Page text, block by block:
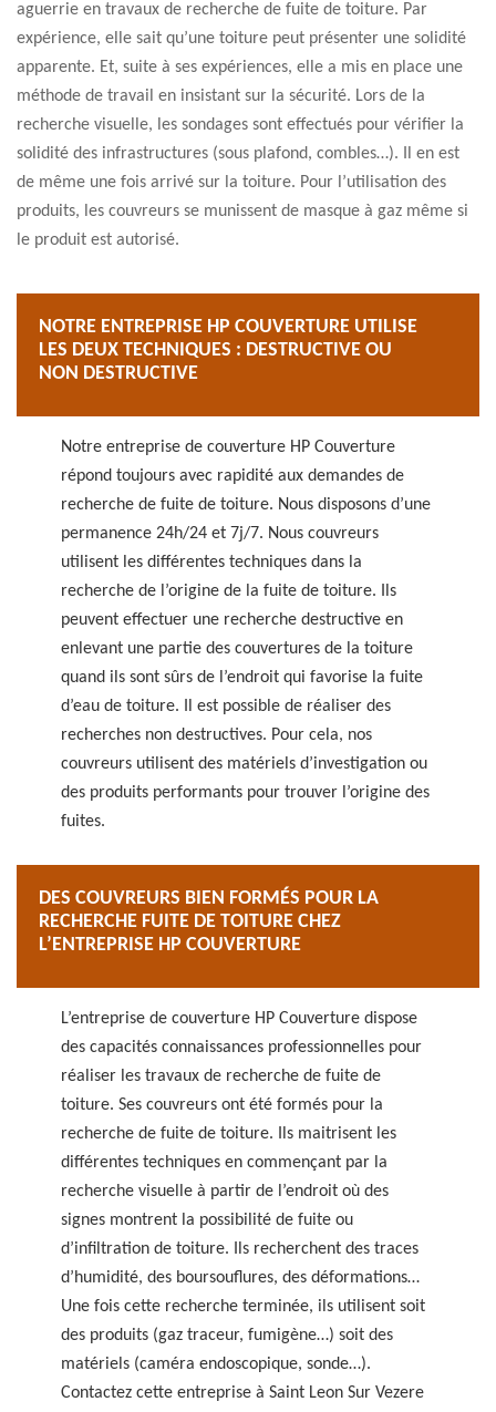
aguerrie en travaux de recherche de fuite de toiture. Par
expérience, elle sait qu’une toiture peut présenter une solidité
apparente. Et, suite à ses expériences, elle a mis en place une
méthode de travail en insistant sur la sécurité. Lors de la
recherche visuelle, les sondages sont effectués pour vérifier la
solidité des infrastructures (sous plafond, combles…). Il en est
de même une fois arrivé sur la toiture. Pour l’utilisation des
produits, les couvreurs se munissent de masque à gaz même si
le produit est autorisé.
NOTRE ENTREPRISE HP COUVERTURE UTILISE
LES DEUX TECHNIQUES : DESTRUCTIVE OU
NON DESTRUCTIVE
Notre entreprise de couverture HP Couverture
répond toujours avec rapidité aux demandes de
recherche de fuite de toiture. Nous disposons d’une
permanence 24h/24 et 7j/7. Nous couvreurs
utilisent les différentes techniques dans la
recherche de l’origine de la fuite de toiture. Ils
peuvent effectuer une recherche destructive en
enlevant une partie des couvertures de la toiture
quand ils sont sûrs de l’endroit qui favorise la fuite
d’eau de toiture. Il est possible de réaliser des
recherches non destructives. Pour cela, nos
couvreurs utilisent des matériels d’investigation ou
des produits performants pour trouver l’origine des
fuites.
DES COUVREURS BIEN FORMÉS POUR LA
RECHERCHE FUITE DE TOITURE CHEZ
L’ENTREPRISE HP COUVERTURE
L’entreprise de couverture HP Couverture dispose
des capacités connaissances professionnelles pour
réaliser les travaux de recherche de fuite de
toiture. Ses couvreurs ont été formés pour la
recherche de fuite de toiture. Ils maitrisent les
différentes techniques en commençant par la
recherche visuelle à partir de l’endroit où des
signes montrent la possibilité de fuite ou
d’infiltration de toiture. Ils recherchent des traces
d’humidité, des boursouflures, des déformations…
Une fois cette recherche terminée, ils utilisent soit
des produits (gaz traceur, fumigène…) soit des
matériels (caméra endoscopique, sonde…).
Contactez cette entreprise à Saint Leon Sur Vezere